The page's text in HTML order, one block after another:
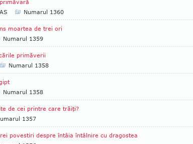
Numarul 1360
moartea de trei ori
Numarul 1359
primăverii
Numarul 1358
Numarul 1358
de cei printre care trăiţi?
1357
povestiri despre întâia întâlnire cu dragostea